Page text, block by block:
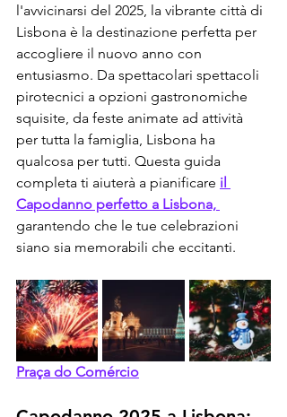
l'avvicinarsi del 2025, la vibrante città di
Lisbona è la destinazione perfetta per
accogliere il nuovo anno con
entusiasmo. Da spettacolari spettacoli
pirotecnici a opzioni gastronomiche
squisite, da feste animate ad attività
per tutta la famiglia, Lisbona ha
qualcosa per tutti. Questa guida
completa ti aiuterà a pianificare il
Capodanno perfetto a Lisbona,
garantendo che le tue celebrazioni
siano sia memorabili che eccitanti.
Praça do Comércio